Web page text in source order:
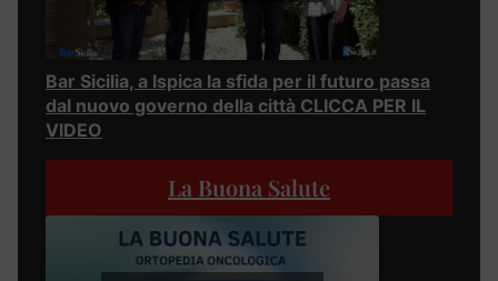
Bar Sicilia, a Ispica la sfida per il futuro passa
dal nuovo governo della città CLICCA PER IL
VIDEO
La Buona Salute